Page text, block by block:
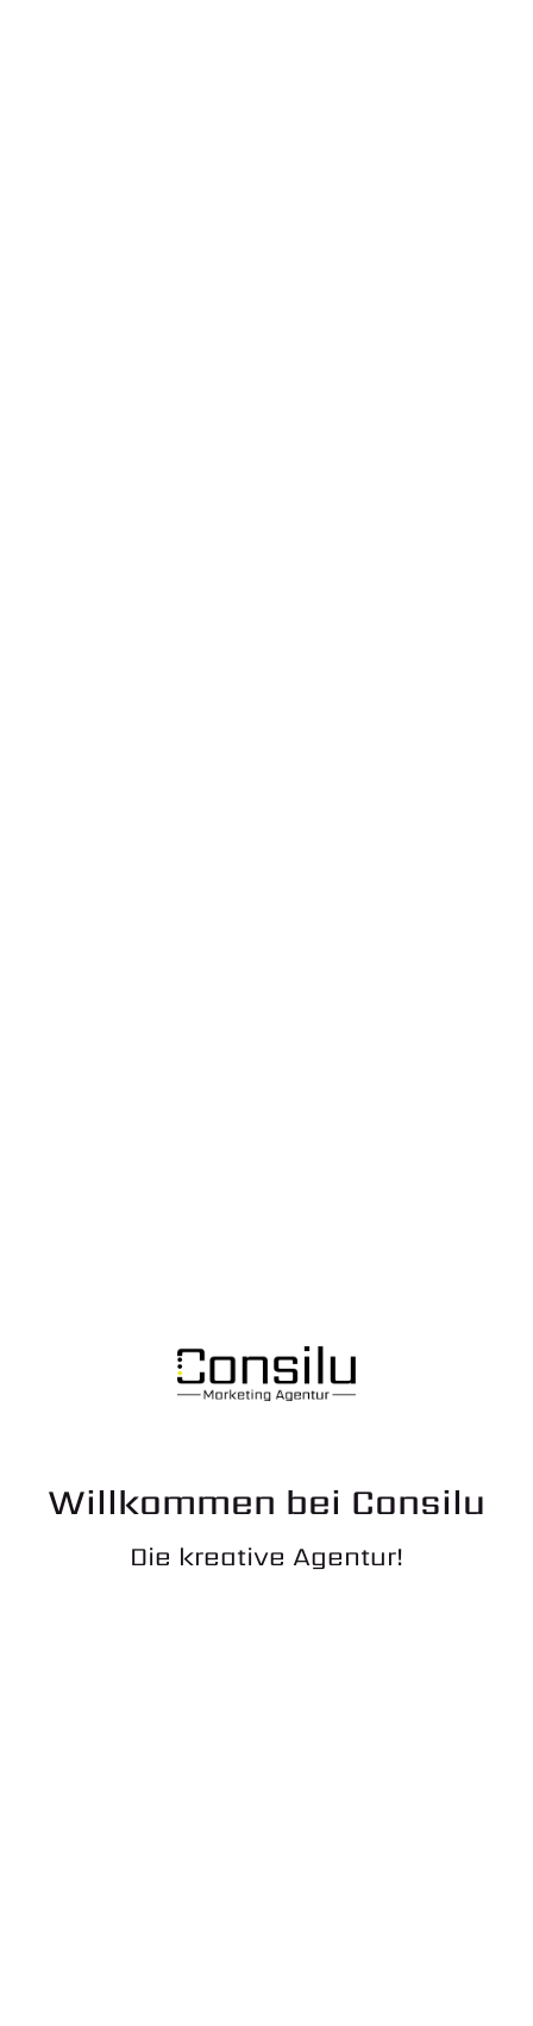
Willkommen bei Consilu
Die kreative Agentur!